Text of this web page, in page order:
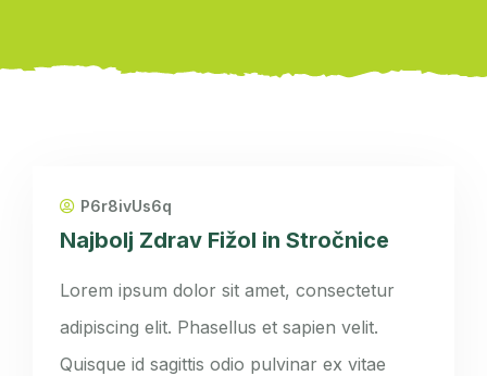
P6r8ivUs6q
Najbolj Zdrav Fižol in Stročnice
Lorem ipsum dolor sit amet, consectetur
adipiscing elit. Phasellus et sapien velit.
Quisque id sagittis odio pulvinar ex vitae